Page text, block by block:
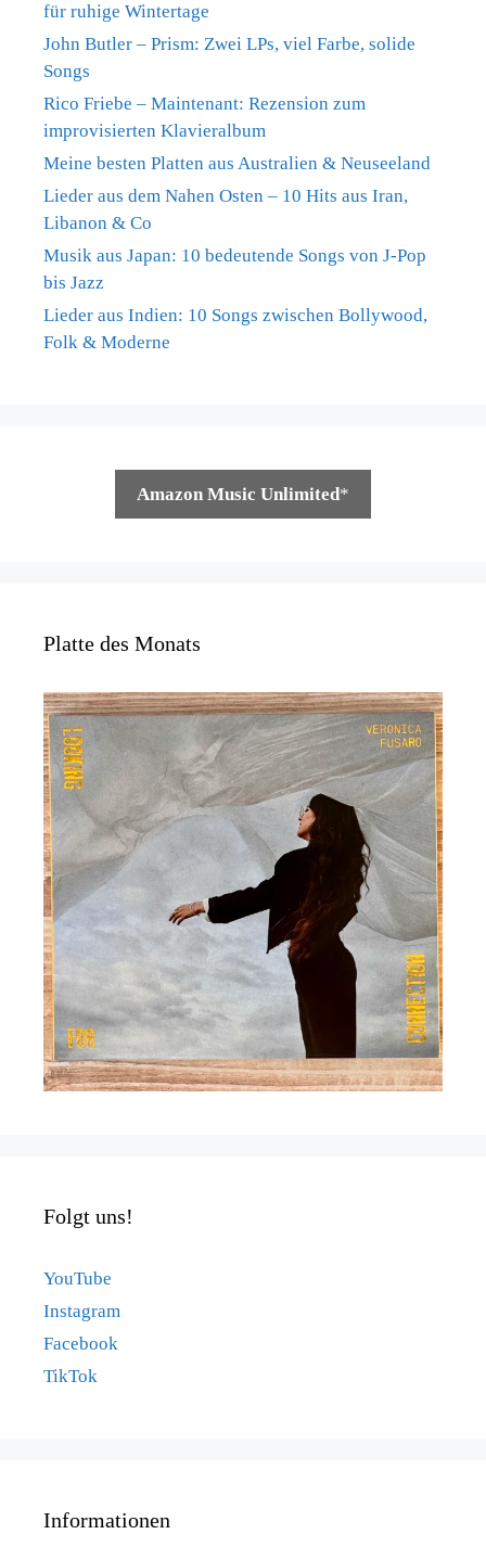
für ruhige Wintertage
John Butler – Prism: Zwei LPs, viel Farbe, solide
Songs
Rico Friebe – Maintenant: Rezension zum
improvisierten Klavieralbum
Meine besten Platten aus Australien & Neuseeland
Lieder aus dem Nahen Osten – 10 Hits aus Iran,
Libanon & Co
Musik aus Japan: 10 bedeutende Songs von J-Pop
bis Jazz
Lieder aus Indien: 10 Songs zwischen Bollywood,
Folk & Moderne
Amazon Music Unlimited*
Platte des Monats
Folgt uns!
YouTube
Instagram
Facebook
TikTok
Informationen